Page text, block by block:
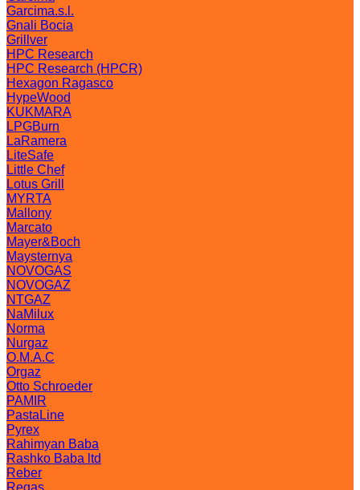
Garcima.s.l.
Gnali Bocia
Grillver
HPC Research
HPC Research (HPCR)
Hexagon Ragasco
HypeWood
KUKMARA
LPGBurn
LaRamera
LiteSafe
Little Chef
Lotus Grill
MYRTA
Mallony
Marcato
Mayer&Boch
Maysternya
NOVOGAS
NOVOGAZ
NTGAZ
NaMilux
Norma
Nurgaz
O.M.A.C
Orgaz
Otto Schroeder
PAMIR
PastaLine
Pyrex
Rahimyan Baba
Rashko Baba ltd
Reber
Regas